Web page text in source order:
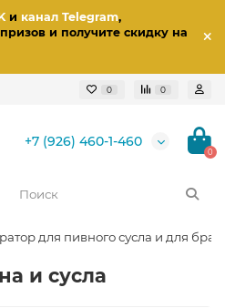
и канал Telegram,
и получите скидку на
0 0
+7 (926) 460-1-460
0
для пивного сусла и для
и сусла